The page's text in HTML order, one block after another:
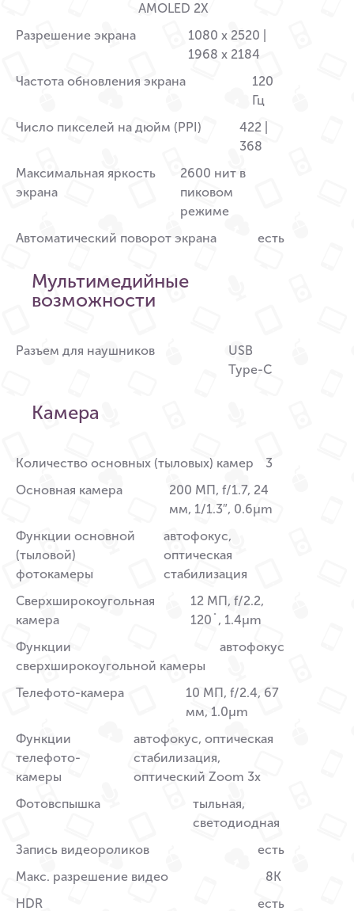
AMOLED 2X
Разрешение экрана
1080 x 2520 |
1968 x 2184
Частота обновления экрана
120
Гц
Число пикселей на дюйм (PPI)
422 |
368
Максимальная яркость
экрана
2600 нит в
пиковом
режиме
Автоматический поворот экрана
есть
Мультимедийные
возможности
Разъем для наушников
USB
Type-C
Камера
Количество основных (тыловых) камер
3
Основная камера
200 МП, f/1.7, 24
мм, 1/1.3″, 0.6µm
Функции основной
(тыловой)
фотокамеры
автофокус,
оптическая
стабилизация
Сверхширокоугольная
камера
12 МП, f/2.2,
120˚, 1.4µm
Функции
сверхширокоугольной камеры
автофокус
Телефото-камера
10 МП, f/2.4, 67
мм, 1.0µm
Функции
телефото-
камеры
автофокус, оптическая
стабилизация,
оптический Zoom 3x
Фотовспышка
тыльная,
светодиодная
Запись видеороликов
есть
Макс. разрешение видео
8K
HDR
есть